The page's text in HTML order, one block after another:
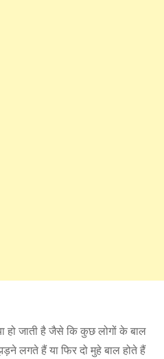
हो जाती है जैसे कि कुछ लोगों के बाल
लगते हैं या फिर दो मुहे बाल होते हैं